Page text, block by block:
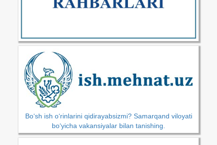
Bo‘sh ish o‘rinlarini qidirayabsizmi? Samarqand viloyati
bo‘yicha vakansiyalar bilan tanishing.